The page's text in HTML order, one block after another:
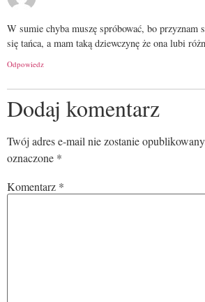
W sumie chyba muszę spróbować, bo przyznam
się tańca, a mam taką dziewczynę że ona lubi
Odpowiedz
Dodaj komentarz
Twój adres e-mail nie zostanie
oznaczone *
Komentarz *